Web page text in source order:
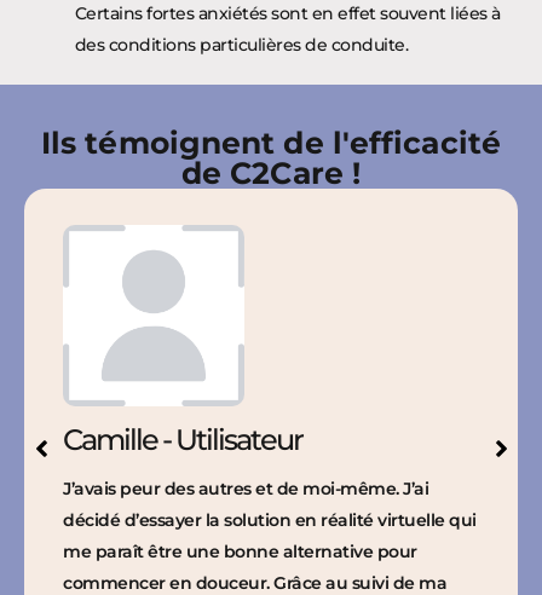
Certains fortes anxiétés sont en effet souvent liées à
des conditions particulières de conduite.
Ils témoignent de l'efficacité
de C2Care !
Camille - Utilisateur
J’avais peur des autres et de moi-même. J’ai
décidé d’essayer la solution en réalité virtuelle qui
me paraît être une bonne alternative pour
commencer en douceur. Grâce au suivi de ma